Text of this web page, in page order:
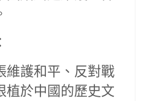
維護和平、反對戰
植於中國的歷史文